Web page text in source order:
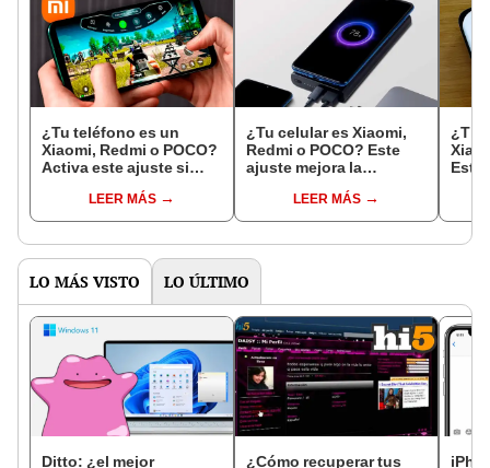
¿Tu teléfono es un
Xiaomi, Redmi o POCO?
Activa este ajuste si
LEER MÁS
¿Tu celular es Xiaomi,
Redmi o POCO? Este
ajuste mejora la
bateríaLEER MÁS
Este
LO MÁS VISTO LO ÚLTIMO
Ditto: ¿el mejor ¿Cómo recuperar tus